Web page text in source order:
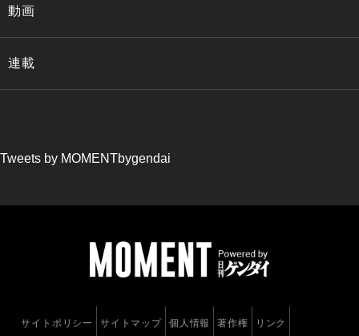
動画
連載
Tweets by MOMENTbygendai
サイトポリシー サイトマップ 個人情報 著作権 リンク